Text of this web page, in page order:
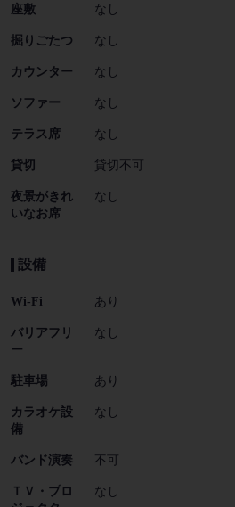
座敷 なし
掘りごたつ なし
カウンター なし
ソファー なし
テラス席 なし
貸切 貸切不可
夜景がきれ
いなお席
なし
設備
Wi-Fi あり
バリアフリ
ー
なし
駐車場 あり
カラオケ設
備
なし
バンド演奏 不可
ＴＶ・プロ
なし